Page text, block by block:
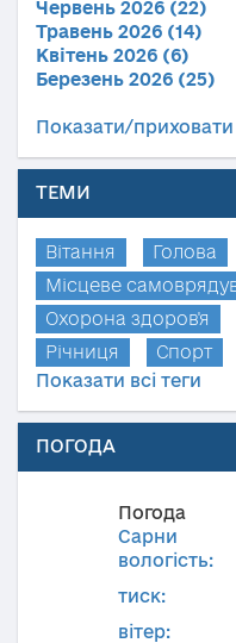
Червень 2026 (22)
Травень 2026 (14)
Квітень 2026 (6)
Березень 2026 (25)
Показати/приховати
ТЕМИ
Вітання Голова
Місцеве
Охорона здоров'я
Річниця
Спорт
Показати всі теги
ПОГОДА
Погода
Сарни
вологість:
тиск:
вітер: